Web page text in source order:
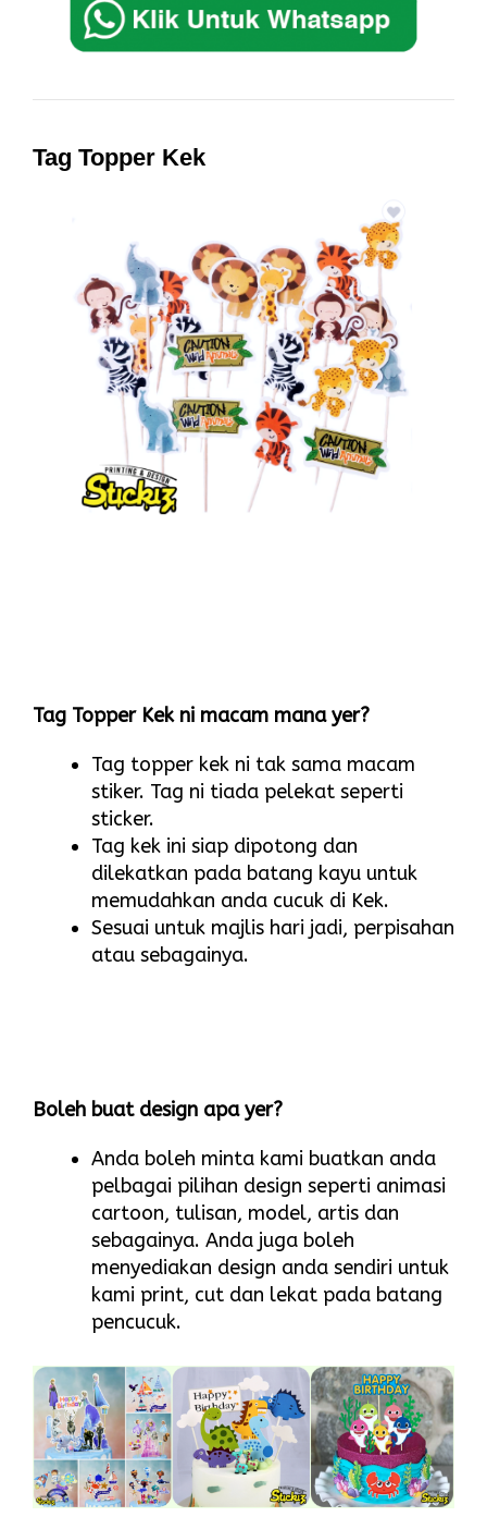
Tag Topper Kek
Tag Topper Kek ni macam mana yer?
Tag topper kek ni tak sama macam
stiker. Tag ni tiada pelekat seperti
sticker.
Tag kek ini siap dipotong dan
dilekatkan pada batang kayu untuk
memudahkan anda cucuk di Kek.
Sesuai untuk majlis hari jadi, perpisahan
atau sebagainya.
Boleh buat design apa yer?
Anda boleh minta kami buatkan anda
pelbagai pilihan design seperti animasi
cartoon, tulisan, model, artis dan
sebagainya. Anda juga boleh
menyediakan design anda sendiri untuk
kami print, cut dan lekat pada batang
pencucuk.